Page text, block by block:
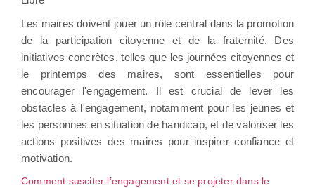
Les maires doivent jouer un rôle central dans la promotion
de la participation citoyenne et de la fraternité. Des
initiatives concrètes, telles que les journées citoyennes et
le printemps des maires, sont essentielles pour
encourager l'engagement. Il est crucial de lever les
obstacles à l'engagement, notamment pour les jeunes et
les personnes en situation de handicap, et de valoriser les
actions positives des maires pour inspirer confiance et
motivation.
Comment susciter l’engagement et se projeter dans le